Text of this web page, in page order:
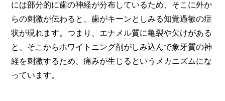
には部分的に歯の神経が分布しているため、そこに外か
らの刺激が伝わると、歯がキーンとしみる知覚過敏の症
状が現れます。つまり、エナメル質に亀裂や欠けがある
と、そこからホワイトニング剤がしみ込んで象牙質の神
経を刺激するため、痛みが生じるというメカニズムにな
っています。